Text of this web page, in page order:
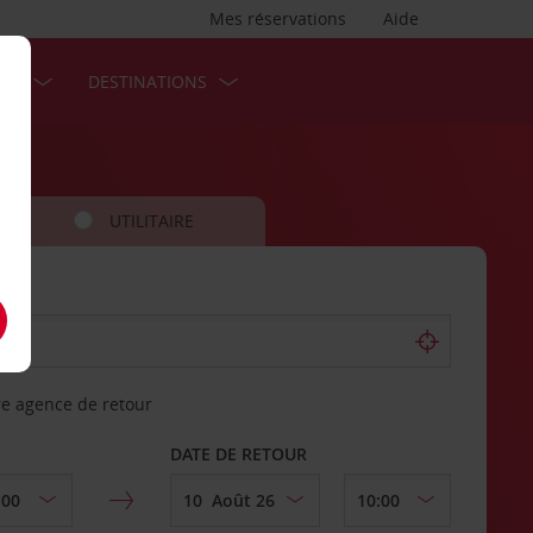
Aide
Mes réservations
DESTINATIONS
UTILITAIRE
agence de retour
DATE DE RETOUR